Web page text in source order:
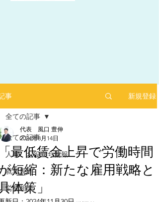
2025年1月にリリースした求人サイト「あるバ
イ」を運営する㈱ヒプスターの情報サイトに、
弊社が掲載されました！
事 新規登録
全ての記事
人事 お役立ち情報
就業規則
労務相談
全ての記事
最低賃金上昇で労働時間
短縮：新たな雇用戦略と
体策」
代表 風口 豊伸
2024年8月14日